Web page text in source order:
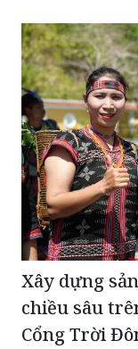
Xây dựng
chiều sâu
Cổng Trời